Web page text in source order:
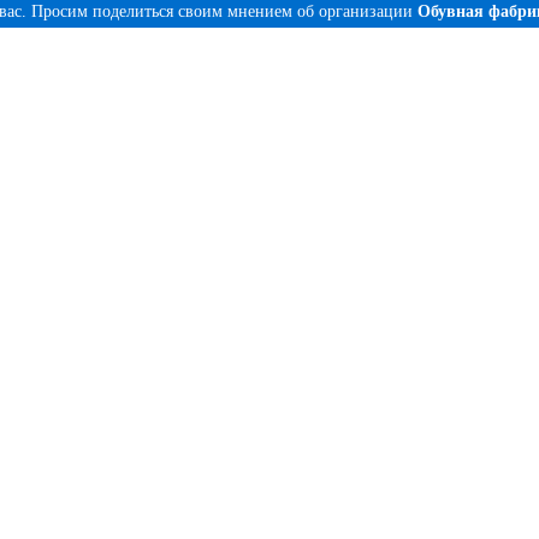
Просим поделиться своим мнением об организации Обувная